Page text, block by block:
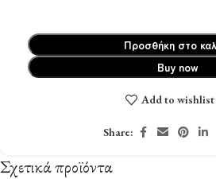
Προσθήκη στο
Buy now
Add to wishlist
Share:
Σχετικά προϊόντα